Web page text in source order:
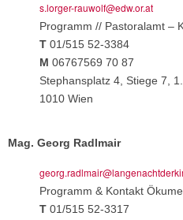
s.lorger-rauwolf@edw.or.at
Programm // Pastoralamt –
T 01/515 52-3384
M 06767569 70 87
Stephansplatz 4, Stiege 7,
1010 Wien
Mag. Georg Radlmair
Programm & Kontakt
T 01/515 52-3317